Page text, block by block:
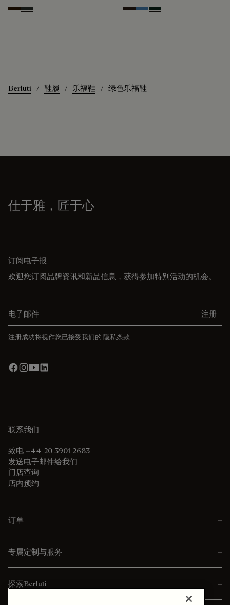
Marron Ambre
Chimere BrownAveiroOpuntia
Berluti 鞋履 乐福鞋 绿色乐福鞋
仕于雅，匠于心
订阅电子报
欢迎您订阅品牌资讯和新品信息，获得参加特别活动的机会。
注册
注册成功将视作您已接受我们的 隐私条款
联系我们
致电 +44 20 3901 2683
发送电子邮件给我们
门店查询
店内预约
订单
专属定制与服务
探索Berluti